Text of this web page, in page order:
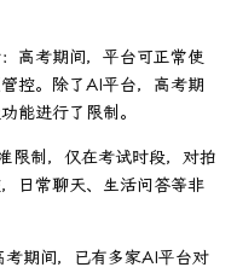
高考期间，平台可正常使
控。除了AI平台，高考期
能进行了限制。
限制，仅在考试时段，对拍
日常聊天、生活问答等非
期间，已有多家AI平台对